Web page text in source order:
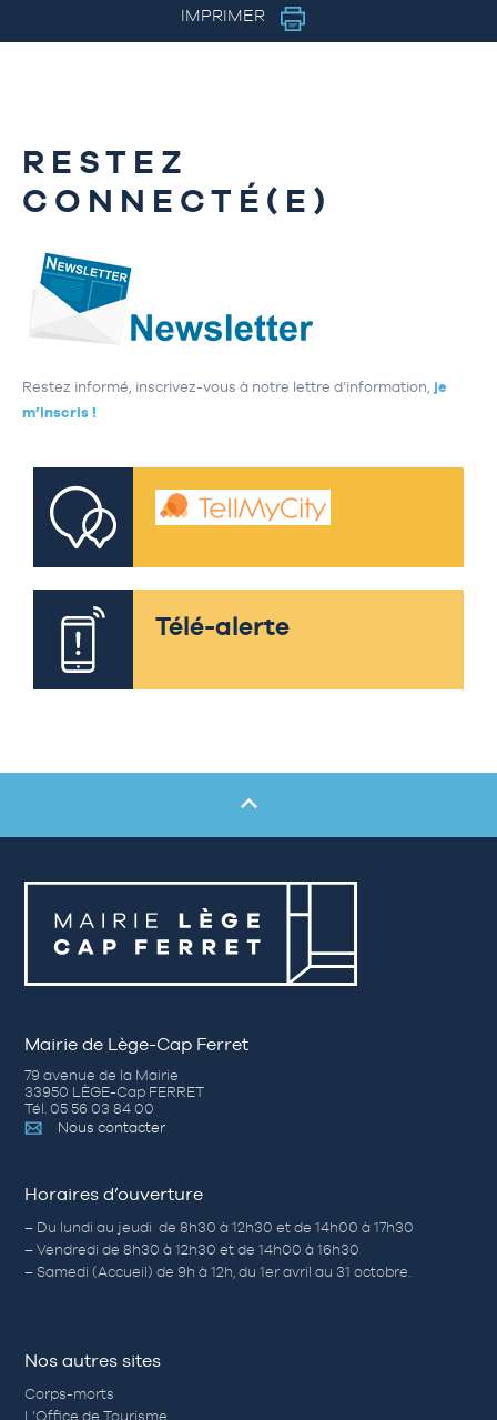
IMPRIMER
RESTEZ
CONNECTÉ(E)
Restez informé, inscrivez-vous à notre lettre d’information, je
m’inscris !
Télé-alerte
Mairie de Lège-Cap Ferret
79 avenue de la Mairie
33950 LÈGE-Cap FERRET
Tél. 05 56 03 84 00
Nous contacter
Horaires d’ouverture
– Du lundi au jeudi de 8h30 à 12h30 et de 14h00 à 17h30
– Vendredi de 8h30 à 12h30 et de 14h00 à 16h30
– Samedi (Accueil) de 9h à 12h, du 1er avril au 31 octobre.
Nos autres sites
Corps-morts
L’Office de Tourisme